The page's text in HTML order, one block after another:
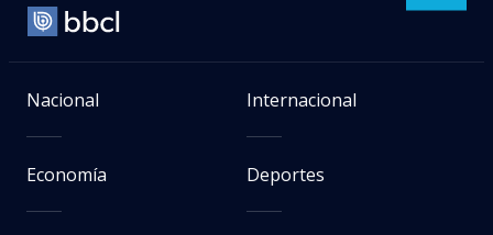
Nacional Internacional
Economía Deportes